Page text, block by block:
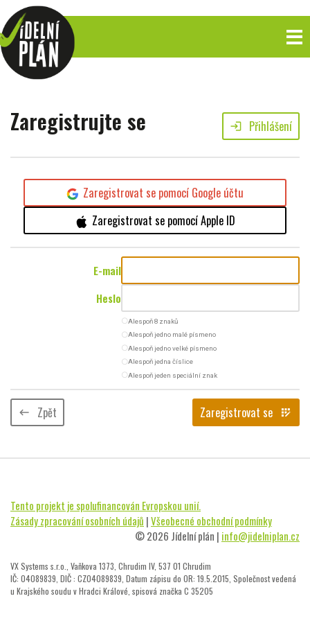
Zaregistrujte se login Přihlášení
Zaregistrovat se pomocí Google účtu
Zaregistrovat se pomocí Apple ID
E-mail
Heslo
radio_button_uncheckedAlespoň 8 znaků
radio_button_uncheckedAlespoň jedno malé písmeno
radio_button_uncheckedAlespoň jedno velké písmeno
radio_button_uncheckedAlespoň jedna číslice
radio_button_uncheckedAlespoň jeden speciální znak
keyboard_backspace Zpět Zaregistrovat se app_registration
Tento projekt je spolufinancován Evropskou unií.
Zásady zpracování osobních údajů |Všeobecné obchodní podmínky
© 2026 Jídelní plán | info@jidelniplan.cz
VX Systems s.r.o., Vaňkova 1373, Chrudim IV, 537 01 Chrudim
IČ: 04089839, DIČ : CZ04089839, Datum zápisu do OR: 19.5.2015, Společnost vedená
u Krajského soudu v Hradci Králové, spisová značka C 35205